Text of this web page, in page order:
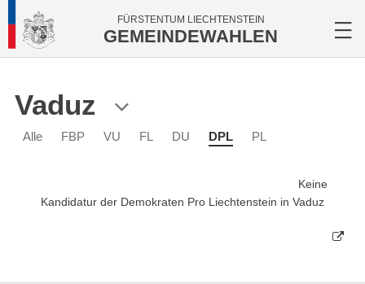
FÜRSTENTUM LIECHTENSTEIN
GEMEINDEWAHLEN
Vaduz
Alle FBP VU FL DU DPL PL
Keine
Kandidatur der Demokraten Pro Liechtenstein in Vaduz